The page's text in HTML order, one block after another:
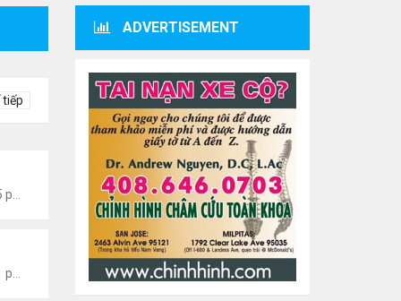
tiếp
Văn Nghệ Hải Ngoại
Văn Nghệ Hải Ngoại
ADVERTISEMENT